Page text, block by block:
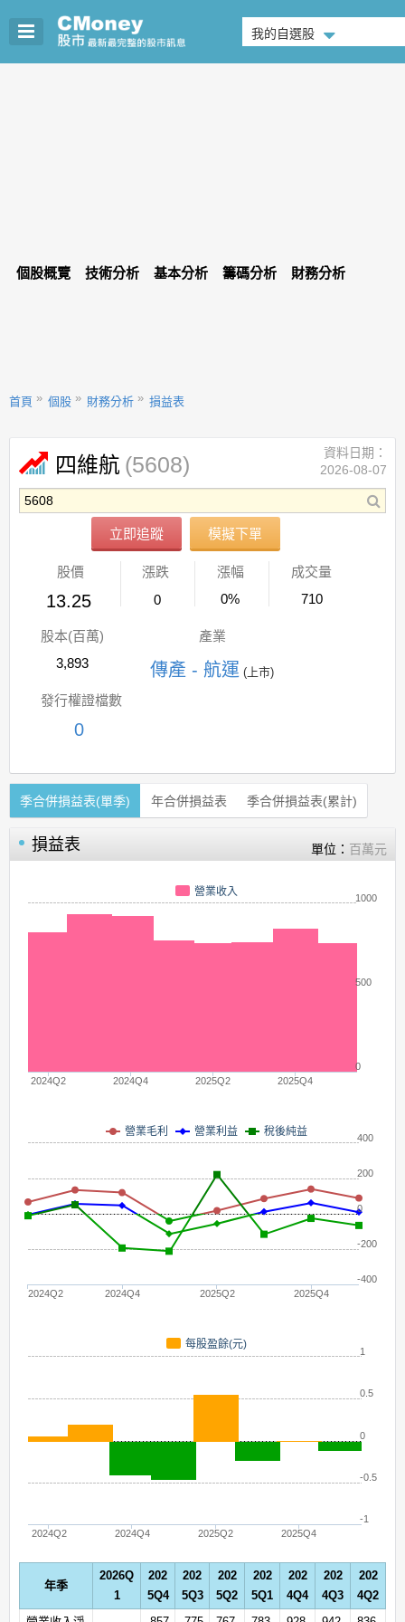
我的自選股
個股概覽 技術分析 基本分析 籌碼分析 財務分析
首頁 個股 財務分析 損益表
四維航 (5608)
立即追蹤 模擬下單
資料日期：
2026-08-07
股價
13.25
漲跌
0
漲幅
0%
成交量
710
股本(百萬)
3,893
產業
傳產 - 航運 (上市)
發行權證檔數
0
季合併損益表(單季) 年合併損益表 季合併損益表(累計)
損益表 單位： 百萬元
營業收入
2024Q2 2024Q4 2025Q2 2025Q4
0
500
1000
營業毛利 營業利益 稅後純益
2024Q2 2024Q4 2025Q2 2025Q4
-400
-200
0
200
400
每股盈餘(元)
2024Q2 2024Q4 2025Q2 2025Q4
-0.5
0
0.5
-1
1
年季
2026Q
1
202
5Q4
202
5Q3
202
5Q2
202
5Q1
202
4Q4
202
4Q3
202
4Q2